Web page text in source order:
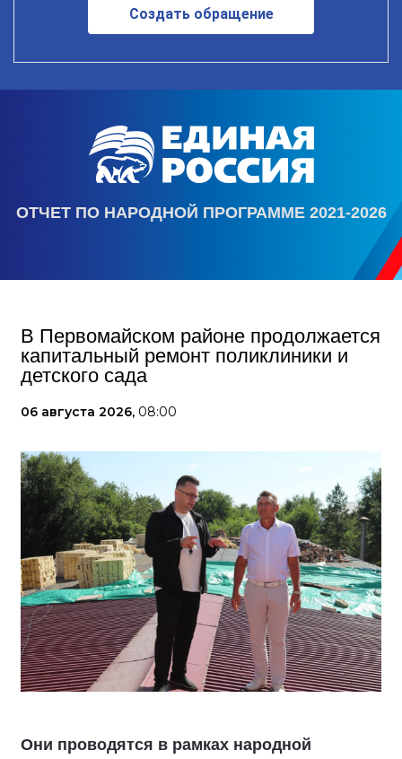
Создать обращение
ОТЧЕТ ПО НАРОДНОЙ ПРОГРАММЕ 2021-2026
В Первомайском районе продолжается
капитальный ремонт поликлиники и
детского сада
06 августа 2026, 08:00
Они проводятся в рамках народной